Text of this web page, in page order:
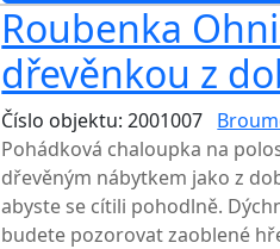
Roubenka
dřevěnkou z
Číslo objektu: 2001007
Pohádková chaloupka na
dřevěným nábytkem jako z
abyste se cítili pohodlně.
budete pozorovat zaoblené